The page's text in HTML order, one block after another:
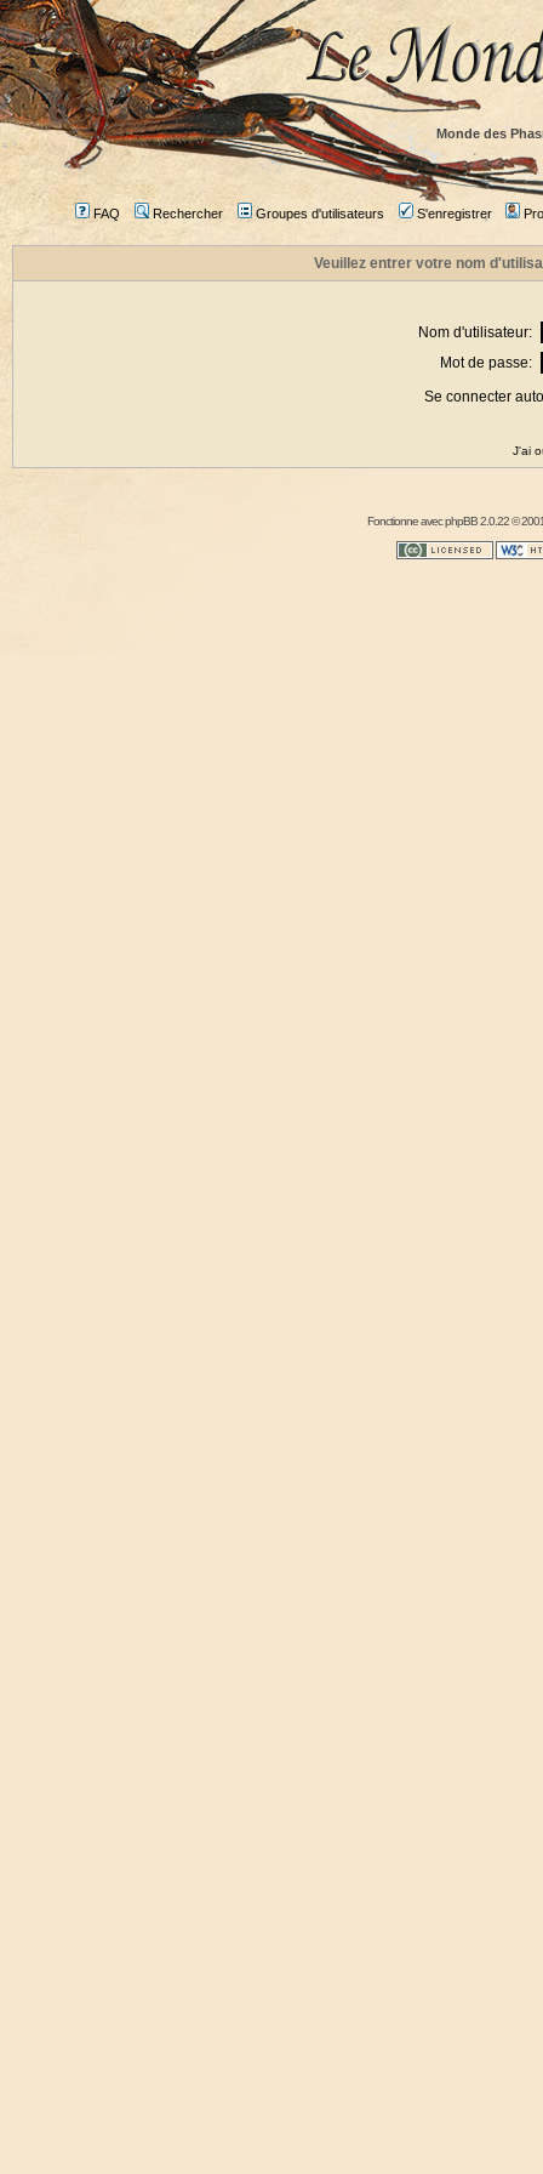
Monde des
FAQ Rechercher Groupes d'utilisateurs S'enregistrer
Veuillez entrer votre nom
Nom d'utilisateur:
Mot de passe:
Se connecter
J'ai
Fonctionne avecphpBB2.0.22 ©